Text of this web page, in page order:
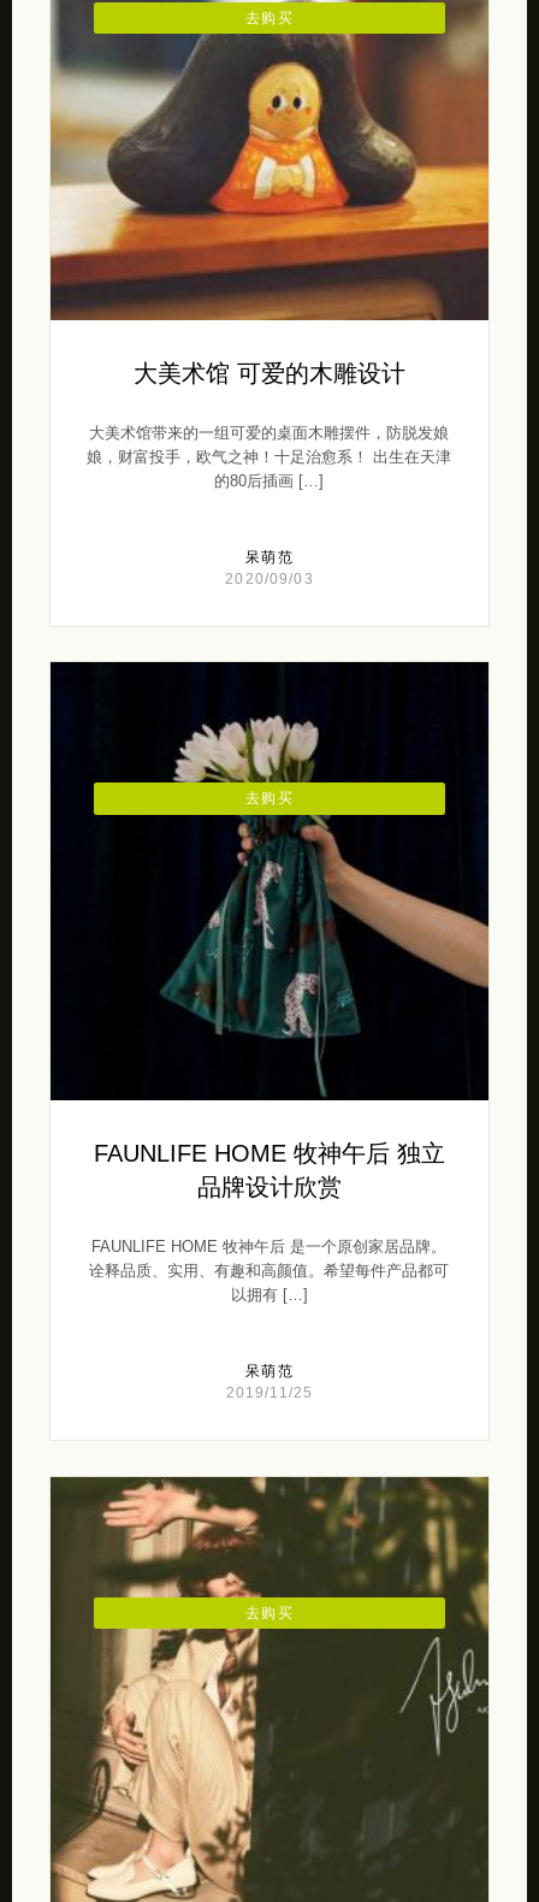
去购买
大美术馆 可爱的木雕设计
大美术馆带来的一组可爱的桌面木雕摆件，防脱发娘
娘，财富投手，欧气之神！十足治愈系！ ​​出生在天津
的80后插画 […]
呆萌范
2020/09/03
去购买
FAUNLIFE HOME 牧神午后 独立
品牌设计欣赏
FAUNLIFE HOME 牧神午后 是一个原创家居品牌。
诠释品质、实用、有趣和高颜值。希望每件产品都可
以拥有 […]
呆萌范
2019/11/25
去购买